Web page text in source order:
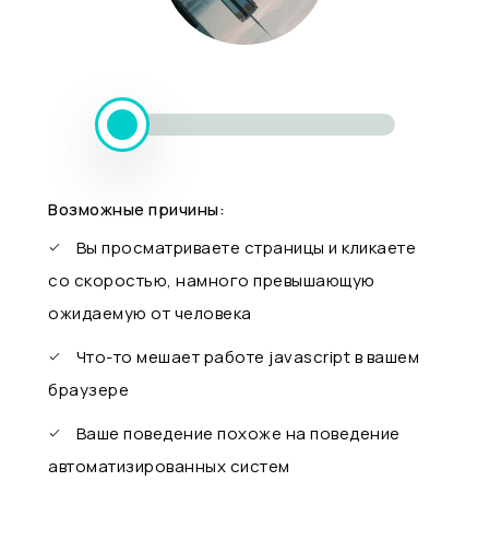
Возможные причины:
Вы просматриваете страницы и кликаете
со скоростью, намного превышающую
ожидаемую от человека
Что-то мешает работе javascript в вашем
браузере
Ваше поведение похоже на поведение
автоматизированных систем